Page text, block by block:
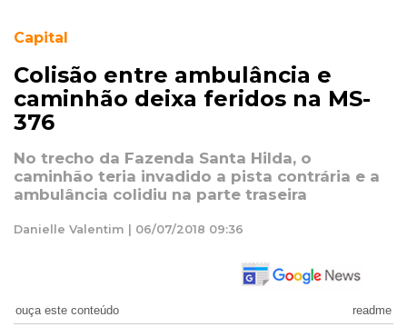
Capital
Colisão entre ambulância e
caminhão deixa feridos na MS-
376
No trecho da Fazenda Santa Hilda, o
caminhão teria invadido a pista contrária e a
ambulância colidiu na parte traseira
Danielle Valentim | 06/07/2018 09:36
ouça este conteúdo readme